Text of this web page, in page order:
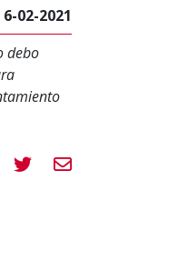
6-02-2021
debo
en Facebook
Compartir en
Compartir por